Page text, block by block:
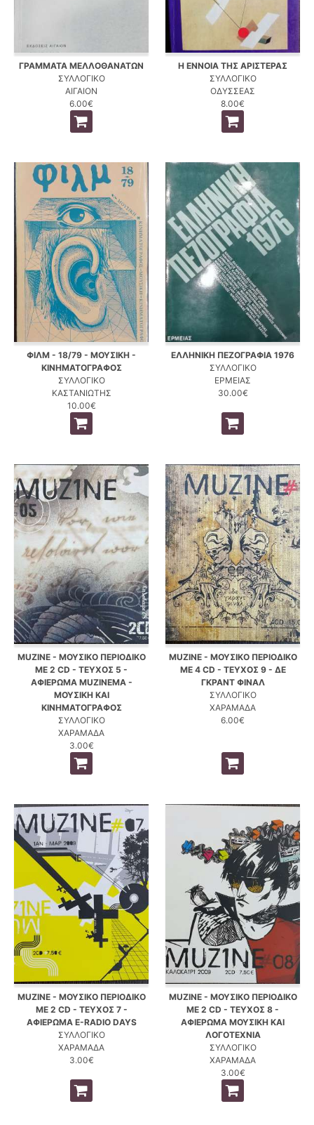
ΓΡΑΜΜΑΤΑ ΜΕΛΛΟΘΑΝΑΤΩΝ
ΣΥΛΛΟΓΙΚΟ
ΑΙΓΑΙΟΝ
6.00€
Η ΕΝΝΟΙΑ ΤΗΣ ΑΡΙΣΤΕΡΑΣ
ΣΥΛΛΟΓΙΚΟ
ΟΔΥΣΣΕΑΣ
8.00€
ΦΙΛΜ - 18/79 - ΜΟΥΣΙΚΗ -
ΚΙΝΗΜΑΤΟΓΡΑΦΟΣ
ΣΥΛΛΟΓΙΚΟ
ΚΑΣΤΑΝΙΩΤΗΣ
10.00€
ΕΛΛΗΝΙΚΗ ΠΕΖΟΓΡΑΦΙΑ 1976
ΣΥΛΛΟΓΙΚΟ
ΕΡΜΕΙΑΣ
30.00€
MUZINE - ΜΟΥΣΙΚΟ ΠΕΡΙΟΔΙΚΟ
ΜΕ 2 CD - ΤΕΥΧΟΣ 5 -
ΑΦΙΕΡΩΜΑ MUZINEMA -
ΜΟΥΣΙΚΗ ΚΑΙ
ΚΙΝΗΜΑΤΟΓΡΑΦΟΣ
ΣΥΛΛΟΓΙΚΟ
ΧΑΡΑΜΑΔΑ
3.00€
MUZINE - ΜΟΥΣΙΚΟ ΠΕΡΙΟΔΙΚΟ
ΜΕ 4 CD - ΤΕΥΧΟΣ 9 - ΔΕ
ΓΚΡΑΝΤ ΦΙΝΑΛ
ΣΥΛΛΟΓΙΚΟ
ΧΑΡΑΜΑΔΑ
6.00€
MUZINE - ΜΟΥΣΙΚΟ ΠΕΡΙΟΔΙΚΟ
ΜΕ 2 CD - ΤΕΥΧΟΣ 7 -
ΑΦΙΕΡΩΜΑ E-RADIO DAYS
ΣΥΛΛΟΓΙΚΟ
ΧΑΡΑΜΑΔΑ
3.00€
MUZINE - ΜΟΥΣΙΚΟ ΠΕΡΙΟΔΙΚΟ
ΜΕ 2 CD - ΤΕΥΧΟΣ 8 -
ΑΦΙΕΡΩΜΑ ΜΟΥΣΙΚΗ ΚΑΙ
ΛΟΓΟΤΕΧΝΙΑ
ΣΥΛΛΟΓΙΚΟ
ΧΑΡΑΜΑΔΑ
3.00€